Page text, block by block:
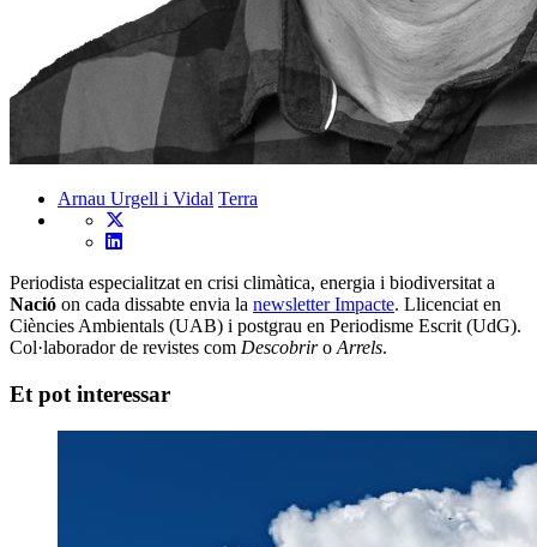
Arnau Urgell i Vidal Terra
Periodista especialitzat en crisi climàtica, energia i biodiversitat a
Nació on cada dissabte envia la newsletter Impacte. Llicenciat en
Ciències Ambientals (UAB) i postgrau en Periodisme Escrit (UdG).
Col·laborador de revistes com Descobriro Arrels.
Et pot interessar